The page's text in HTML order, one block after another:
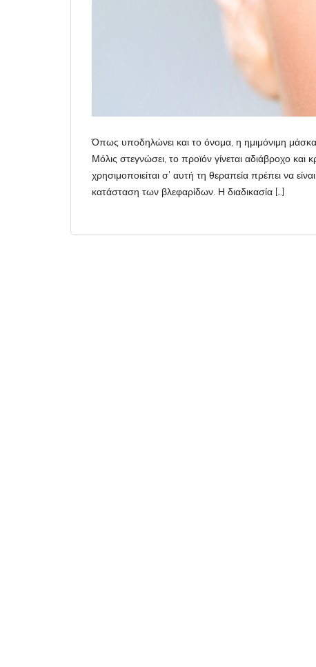
Όπως υποδηλώνει και το όνομα, η ημιμόνιμη
Μόλις στεγνώσει, το προϊόν γίνεται αδιάβροχο και
χρησιμοποιείται σ’ αυτή τη θεραπεία πρέπει να
κατάσταση των βλεφαρίδων. Η διαδικασία […]